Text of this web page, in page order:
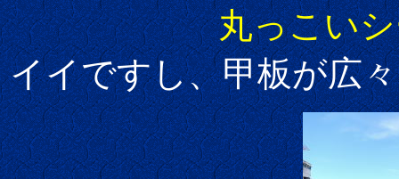
丸っこい
イイですし、甲板が広